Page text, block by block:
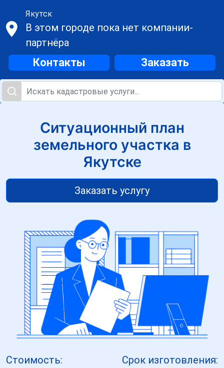
Якутск
В этом городе пока нет компании-
партнёра
Контакты Заказать
Ситуационный план
земельного участка в
Якутске
Заказать услугу
Стоимость: Срок изготовления: